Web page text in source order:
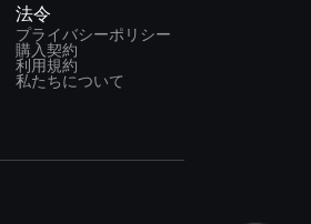
法令
プライバシーポリシー
購入契約
利用規約
私たちについて